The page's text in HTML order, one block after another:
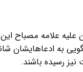
علامه مصباح
به ادعاهایشان
رسیده باشند.